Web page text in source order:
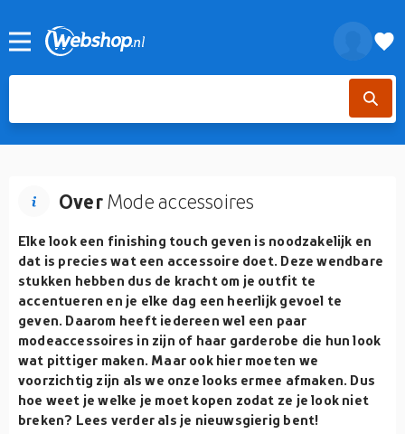
OverMode accessoires
Elke look een finishing touch geven is noodzakelijk en
dat is precies wat een accessoire doet. Deze wendbare
stukken hebben dus de kracht om je outfit te
accentueren en je elke dag een heerlijk gevoel te
geven. Daarom heeft iedereen wel een paar
modeaccessoires in zijn of haar garderobe die hun look
wat pittiger maken. Maar ook hier moeten we
voorzichtig zijn als we onze looks ermee afmaken. Dus
hoe weet je welke je moet kopen zodat ze je look niet
breken? Lees verder als je nieuwsgierig bent!